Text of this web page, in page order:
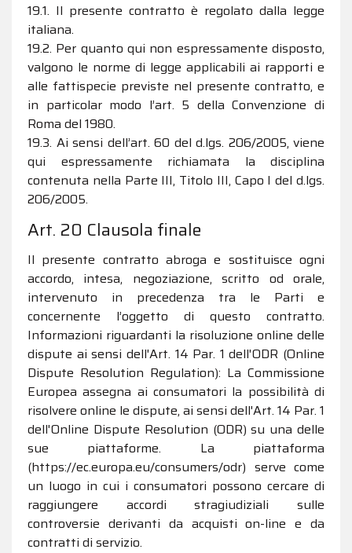
19.1. Il presente contratto è regolato dalla legge
italiana.
19.2. Per quanto qui non espressamente disposto,
valgono le norme di legge applicabili ai rapporti e
alle fattispecie previste nel presente contratto, e
in particolar modo l’art. 5 della Convenzione di
Roma del 1980.
19.3. Ai sensi dell’art. 60 del d.lgs. 206/2005, viene
qui espressamente richiamata la disciplina
contenuta nella Parte III, Titolo III, Capo I del d.lgs.
206/2005.
Art. 20 Clausola finale
Il presente contratto abroga e sostituisce ogni
accordo, intesa, negoziazione, scritto od orale,
intervenuto in precedenza tra le Parti e
concernente l’oggetto di questo contratto.
Informazioni riguardanti la risoluzione online delle
dispute ai sensi dell'Art. 14 Par. 1 dell'ODR (Online
Dispute Resolution Regulation): La Commissione
Europea assegna ai consumatori la possibilità di
risolvere online le dispute, ai sensi dell'Art. 14 Par. 1
dell'Online Dispute Resolution (ODR) su una delle
sue piattaforme. La piattaforma
(https://ec.europa.eu/consumers/odr) serve come
un luogo in cui i consumatori possono cercare di
raggiungere accordi stragiudiziali sulle
controversie derivanti da acquisti on-line e da
contratti di servizio.